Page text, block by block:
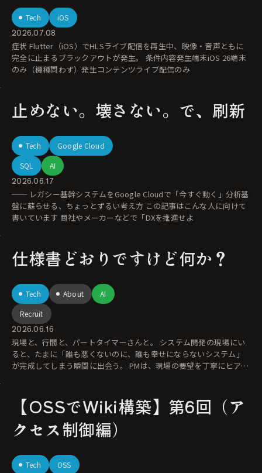
Tech iOS
2026.07.08
症状 Flutter（iOS）でHLSライブ配信を再生中、映像・音声ともに
完全に止まるブラックアウトが発生。 条件内容発生端末iOS 26端末
のみ（機種問わず）発生コンテンツライブ配信のみ
止めない。壊さない。で、刷新
Tech
Google Cloud
SQL
AI
2026.06.17
── レガシー基幹システムをGoogle Cloudで「今すぐ動く」分析基
盤に蘇らせる、ちょっとずるい考え方 この記事はこんな人に向けて
書いています 商社やメーカーなどで「DXを推進せよ
仕様書どおりですけど何か？
Tech About
AI
Recruit
2026.06.16
現場と、行間と、パートタイマーさんと。 システム開発の現場にい
ると、たまに「誰も悪くないのに、誰も幸せにならないシステム」
が完成してしまう瞬間に出会う。 PMは、現場の要望を丁寧にヒアリ
【OSSでWiki構築】第6回（ア
クセス制御編）
Tech OSS